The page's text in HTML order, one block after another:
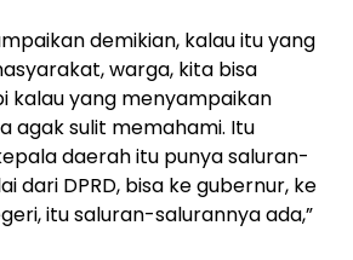
demikian, kalau itu yang
warga, kita bisa
kalau yang menyampaikan
agak sulit memahami. Itu
daerah itu punya saluran-
dari DPRD, bisa ke gubernur, ke
itu saluran-salurannya ada,”